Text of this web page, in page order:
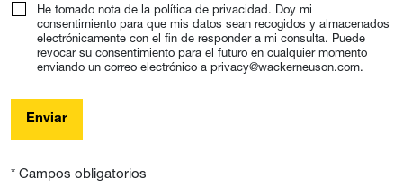
He tomado nota de la política de privacidad. Doy mi
consentimiento para que mis datos sean recogidos y almacenados
electrónicamente con el fin de responder a mi consulta. Puede
revocar su consentimiento para el futuro en cualquier momento
enviando un correo electrónico a privacy@wackerneuson.com.
Enviar
* Campos obligatorios